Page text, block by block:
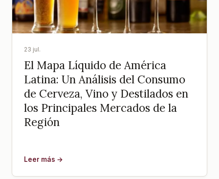
23 jul.
El Mapa Líquido de América
Latina: Un Análisis del Consumo
de Cerveza, Vino y Destilados en
los Principales Mercados de la
Región
Leer más →